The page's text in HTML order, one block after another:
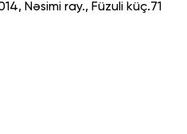
Nəsimi ray., Füzuli küç.71